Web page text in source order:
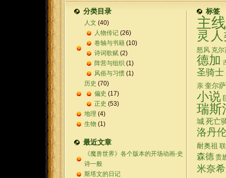
分类目录
人文 (40)
人物传记 (26)
卷轴与书籍 (10)
诗词歌赋 (2)
阵营与组织 (1)
风俗与习惯 (1)
历史 (70)
偏史 (17)
正史 (53)
地理 (4)
生物 (1)
最近文章
《魔兽世界》各个版本的开场动画-史
诗一般
斯塔文的日记
标签
主
灵
怒风 克
德加
圣骑士
亲 奎尔
小说
瑞斯
城死亡
洛丹
耐奥祖
森德 贵
米奈